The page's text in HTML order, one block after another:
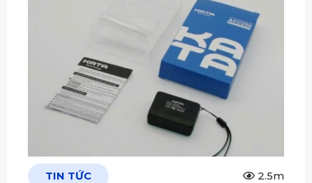
TIN TỨC 2.5m